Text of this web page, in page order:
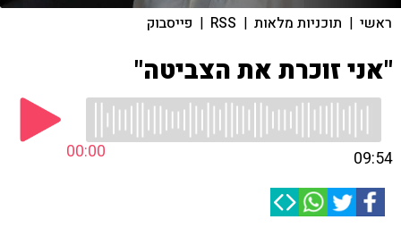
ראשי | תוכניות מלאות |
RSS
| פייסבוק
"אני זוכרת את הצביטה"
00:00 09:54